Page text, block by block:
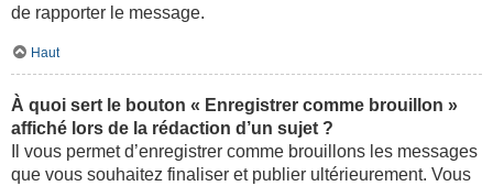
de rapporter le message.
Haut
À quoi sert le bouton « Enregistrer comme brouillon »
affiché lors de la rédaction d’un sujet ?
Il vous permet d’enregistrer comme brouillons les messages
que vous souhaitez finaliser et publier ultérieurement. Vous